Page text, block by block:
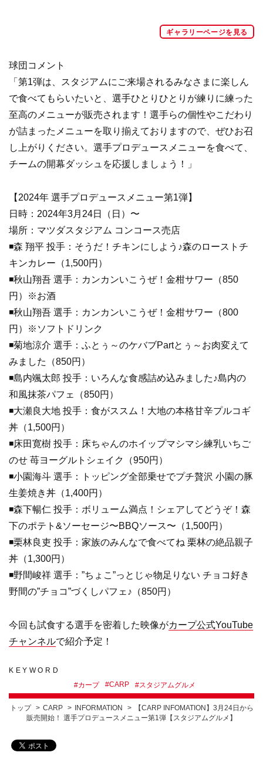
ギャラリーページを見る
球団コメント
「第1弾は、スタジアムにご来場されるみなさまに楽しん
で食べてもらいたいと、選手ひとりひとりが練りに練った
至高のメニューが販売されます！選手らの個性やこだわり
が詰まったメニューを取り揃えておりますので、ぜひお召
し上がりください。選手プロデュースメニューを食べて、
チームの開幕ダッシュを応援しましょう！」
【2024年 選手プロデュースメニュー第1弾】
日時：2024年3月24日（日）〜
場所：マツダスタジアム コンコース売店
◾️森 翔平 投手：そうだ！チキンにしよう♪森のローストチ
キンカレー（1,500円）
◾️秋山翔吾 選手：カンカンいこうぜ！金柑サワー（850
円）※お酒
◾️秋山翔吾 選手：カンカンいこうぜ！金柑サワー（800
円）※ソフトドリンク
◾️菊地涼介 選手：ふとぅ～のケバブPartとぅ～お肉変えて
みました（850円）
◾️島内颯太郎 投手：いろんな食感詰め込みました♪島内の
和風抹茶パフェ（850円）
◾️大瀬良大地 投手：食がススム！大地の本格甘辛プルコギ
丼（1,500円）
◾️床田寛樹 投手：床ちゃんのホイップマシマシ練乳いちご
のせ 苺ヨーグルトシェイク（950円）
◾️小園海斗 選手：トッピング全部乗せでプチ贅沢 小園の豚
生姜焼き丼（1,400円）
◾️森下暢仁 投手：ボリューム満点！シェアしてどうぞ！森
下のポテト&ソーセージ〜BBQソース〜（1,500円）
◾️栗林良吏 投手：家族のみんなで食べてね 栗林の絶品親子
丼（1,300円）
◾️野間峻祥 選手：”ちょこ”っとじゃ物足りない チョコ好き
野間の”チョコ”づくしパフェ♪（850円）
今回も試食する選手を密着した映像がカープ公式YouTube
チャンネルで紹介予定！
KEYWORD
#カープ #CARP #スタジアムグルメ
トップ CARP INFORMATION
【CARP INFOMATION】3月24日から
販売開始！ 選手プロデュースメニュー第1弾【スタジアムグルメ】